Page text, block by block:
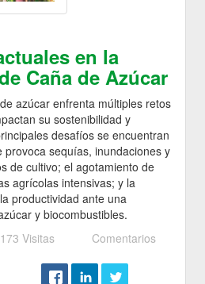
en la
Caña de Azúcar
azúcar enfrenta múltiples retos
su sostenibilidad y
desafíos se encuentran
provoca sequías, inundaciones y
de cultivo; el agotamiento de
agrícolas intensivas; y la
productividad ante una
y biocombustibles.
Visitas Comentarios